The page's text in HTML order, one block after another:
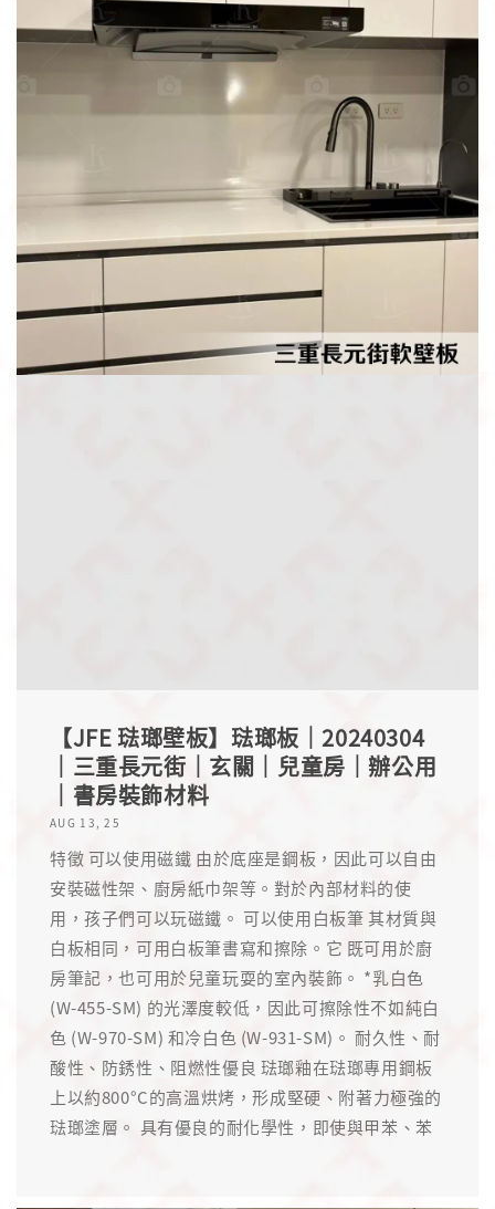
【JFE 琺瑯壁板】琺瑯板｜20240304
｜三重長元街｜玄關｜兒童房｜辦公用
｜書房裝飾材料
AUG 13, 25
特徵 可以使用磁鐵 由於底座是鋼板，因此可以自由
安裝磁性架、廚房紙巾架等。對於內部材料的使
用，孩子們可以玩磁鐵。 可以使用白板筆 其材質與
白板相同，可用白板筆書寫和擦除。它 既可用於廚
房筆記，也可用於兒童玩耍的室內裝飾。 *乳白色
(W-455-SM) 的光澤度較低，因此可擦除性不如純白
色 (W-970-SM) 和冷白色 (W-931-SM)。 耐久性、耐
酸性、防銹性、阻燃性優良 琺瑯釉在琺瑯專用鋼板
上以約800°C的高溫烘烤，形成堅硬、附著力極強的
琺瑯塗層。 具有優良的耐化學性，即使與甲苯、苯